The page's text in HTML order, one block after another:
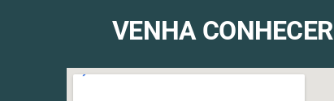
VENHA CONHECER